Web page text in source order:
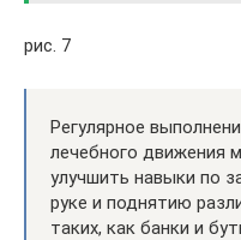
рис. 7
Регулярное
лечебного движения
улучшить навыки по
руке и поднятию
таких, как банки и